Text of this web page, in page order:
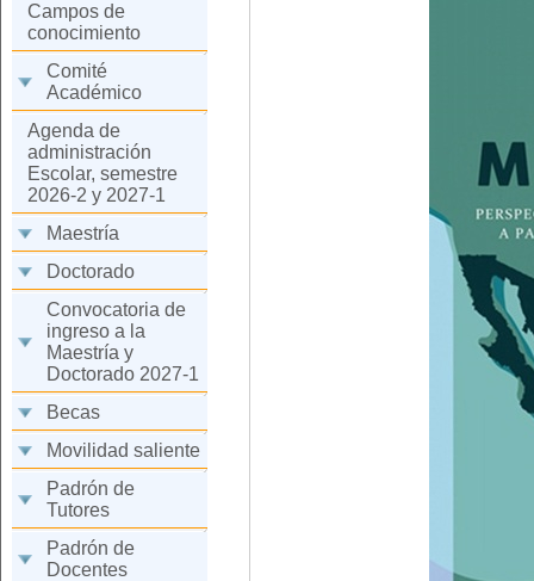
Campos de
conocimiento
Comité
Académico
Agenda de
administración
Escolar, semestre
2026-2 y 2027-1
Maestría
Doctorado
Convocatoria de
ingreso a la
Maestría y
Doctorado 2027-1
Becas
Movilidad saliente
Padrón de
Tutores
Padrón de
Docentes